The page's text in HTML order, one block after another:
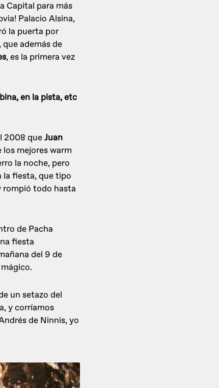
Capital para más
Palacio Alsina,
la puerta por
además de
, es la primera vez
en la pista, etc
2008 queJuan
mejores warm
la noche, pero
la fiesta, que tipo
rompió todo hasta
de Pacha
fiesta
del 9 de
un setazo del
y corríamos
de Ninnis, yo